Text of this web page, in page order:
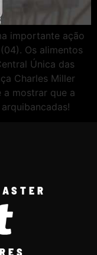
importante ação
Os alimentos
Única das
Charles Miller
a mostrar que a